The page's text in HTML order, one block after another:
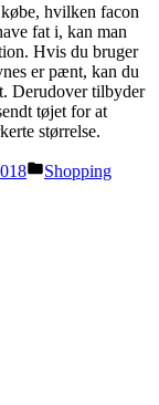
hvilken facon
fat i, kan man
Hvis du bruger
er pænt, kan du
Derudover tilbyder
tøjet for at
størrelse.
Posted
Shopping